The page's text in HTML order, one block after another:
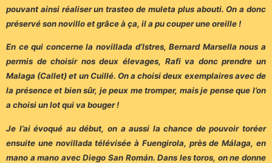
pouvant ainsi réaliser un trasteo de muleta plus abouti. On a donc
préservé son novillo et grâce à ça, il a pu couper une oreille !
En ce qui concerne la novillada d’Istres, Bernard Marsella nous a
permis de choisir nos deux élevages, Rafi va donc prendre un
Malaga (Callet) et un Cuillé. On a choisi deux exemplaires avec de
la présence et bien sûr, je peux me tromper, mais je pense que l’on
a choisi un lot qui va bouger !
Je l’ai évoqué au début, on a aussi la chance de pouvoir toréer
ensuite une novillada télévisée à Fuengirola, près de Málaga, en
mano a mano avec Diego San Román. Dans les toros, on ne donne